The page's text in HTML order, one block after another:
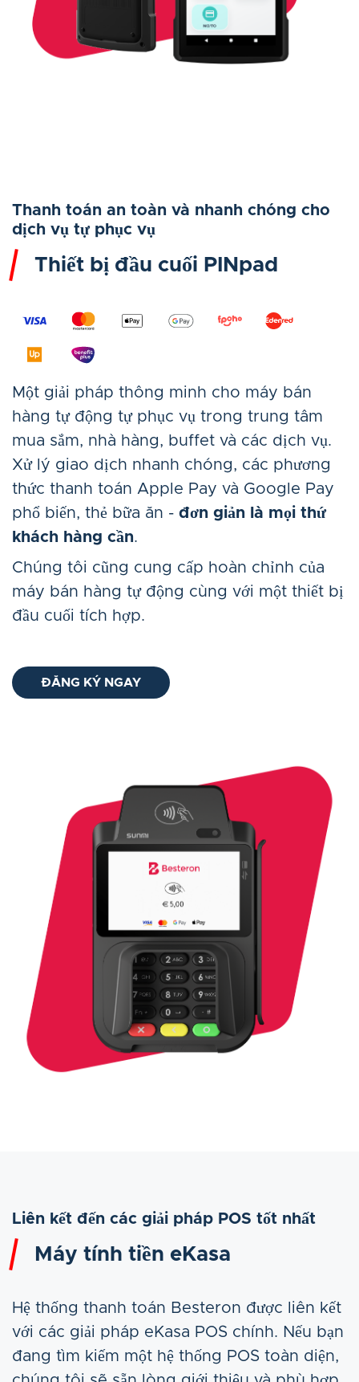
Thanh toán an toàn và nhanh chóng cho
dịch vụ tự phục vụ
Thiết bị đầu cuối PINpad
Một giải pháp thông minh cho máy bán
hàng tự động tự phục vụ trong trung tâm
mua sắm, nhà hàng, buffet và các dịch vụ.
Xử lý giao dịch nhanh chóng, các phương
thức thanh toán Apple Pay và Google Pay
phổ biến, thẻ bữa ăn - đơn giản là mọi thứ
khách hàng cần.
Chúng tôi cũng cung cấp hoàn chỉnh của
máy bán hàng tự động cùng với một thiết bị
đầu cuối tích hợp.
ĐĂNG KÝ NGAY
Liên kết đến các giải pháp POS tốt nhất
Máy tính tiền eKasa
Hệ thống thanh toán Besteron được liên kết
với các giải pháp eKasa POS chính. Nếu bạn
đang tìm kiếm một hệ thống POS toàn diện,